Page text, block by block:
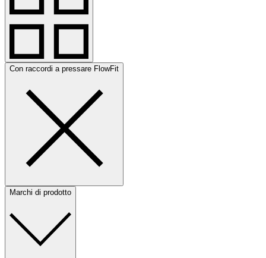
Con raccordi a pressare FlowFit
Marchi di prodotto